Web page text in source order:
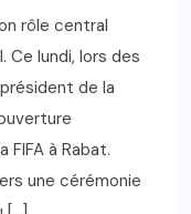
rôle central
Ce lundi, lors des
de la
FIFA à Rabat.
une cérémonie